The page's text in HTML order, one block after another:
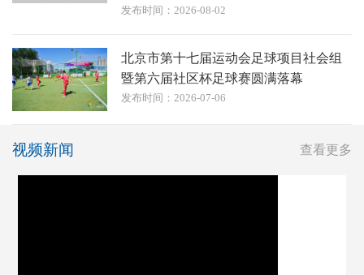
发布时间：2026-08-02
北京市第十七届运动会足球项目社会组
暨第六届社区杯足球赛圆满落幕
发布时间：2026-07-06
视频新闻 查看更多